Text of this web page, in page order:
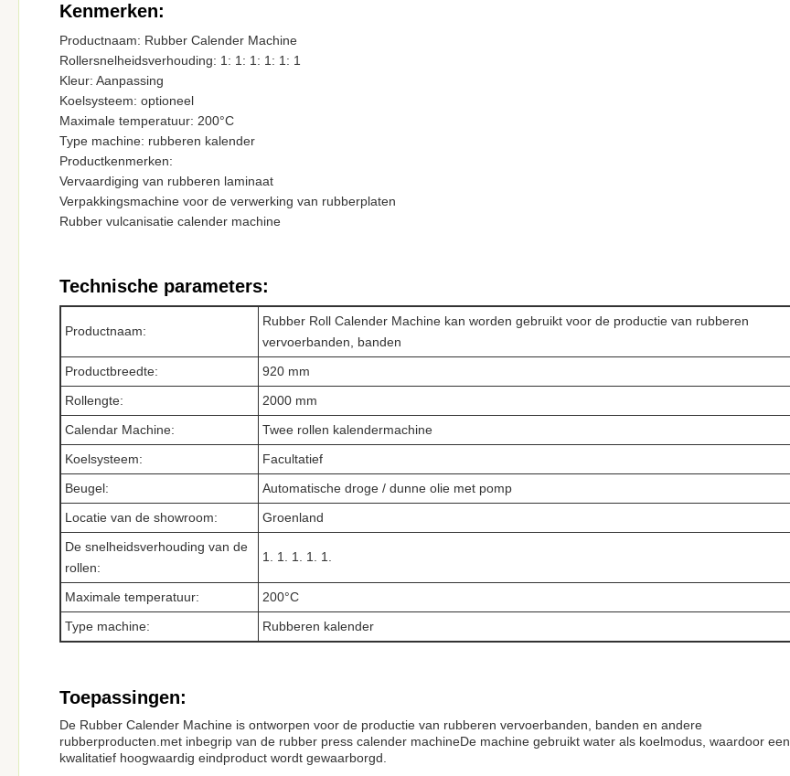
Kenmerken:
Productnaam: Rubber Calender Machine
Rollersnelheidsverhouding: 1: 1: 1: 1: 1: 1
Kleur: Aanpassing
Koelsysteem: optioneel
Maximale temperatuur: 200°C
Type machine: rubberen kalender
Productkenmerken:
Vervaardiging van rubberen laminaat
Verpakkingsmachine voor de verwerking van rubberplaten
Rubber vulcanisatie calender machine
Technische parameters:
Productnaam:
Rubber Roll Calender Machine kan worden gebruikt voor de productie van rubberen
vervoerbanden, banden
Productbreedte:
920 mm
Rollengte:
2000 mm
Calendar Machine:
Twee rollen kalendermachine
Koelsysteem:
Facultatief
Beugel:
Automatische droge / dunne olie met pomp
Locatie van de showroom:
Groenland
De snelheidsverhouding van de
rollen:
1. 1. 1. 1. 1.
Maximale temperatuur:
200°C
Type machine:
Rubberen kalender
Toepassingen:
De Rubber Calender Machine is ontworpen voor de productie van rubberen vervoerbanden, banden en andere
rubberproducten.met inbegrip van de rubber press calender machineDe machine gebruikt water als koelmodus, waardoor een
kwalitatief hoogwaardig eindproduct wordt gewaarborgd.